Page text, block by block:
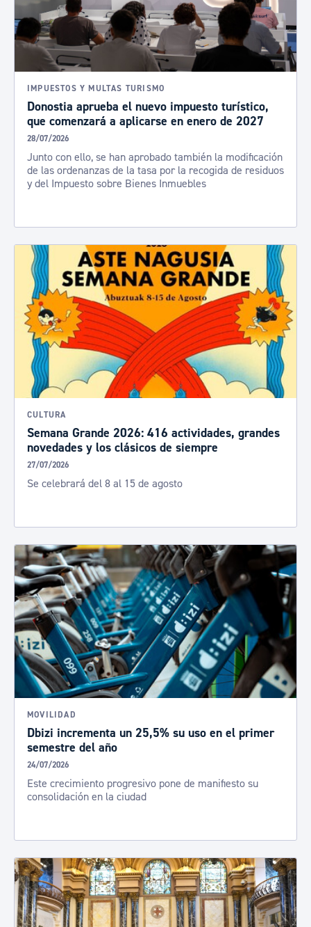
IMPUESTOS Y MULTAS TURISMO
Donostia aprueba el nuevo impuesto turístico,
que comenzará a aplicarse en enero de 2027
28/07/2026
Junto con ello, se han aprobado también la modificación
de las ordenanzas de la tasa por la recogida de residuos
y del Impuesto sobre Bienes Inmuebles
CULTURA
Semana Grande 2026: 416 actividades, grandes
novedades y los clásicos de siempre
27/07/2026
Se celebrará del 8 al 15 de agosto
MOVILIDAD
Dbizi incrementa un 25,5% su uso en el primer
semestre del año
24/07/2026
Este crecimiento progresivo pone de manifiesto su
consolidación en la ciudad